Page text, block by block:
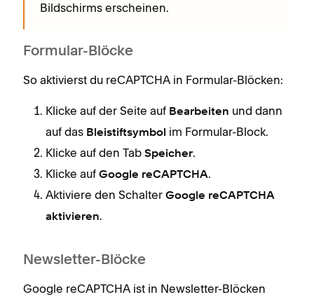
Bildschirms erscheinen.
Formular-Blöcke
So aktivierst du reCAPTCHA in Formular-Blöcken:
Klicke auf der Seite auf Bearbeiten und dann
auf das Bleistiftsymbol im Formular-Block.
Klicke auf den Tab Speicher.
Klicke auf Google reCAPTCHA.
Aktiviere den Schalter Google reCAPTCHA
aktivieren.
Newsletter-Blöcke
Google reCAPTCHA ist in Newsletter-Blöcken